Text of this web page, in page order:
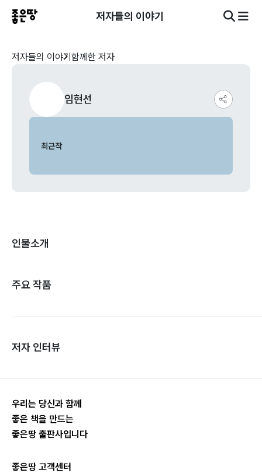
저자들의 이야기
저자들의 이야기 함께한 저자
임현선
최근작
인물소개
주요 작품
저자 인터뷰
우리는 당신과 함께
좋은 책을 만드는
좋은땅 출판사입니다
좋은땅 고객센터